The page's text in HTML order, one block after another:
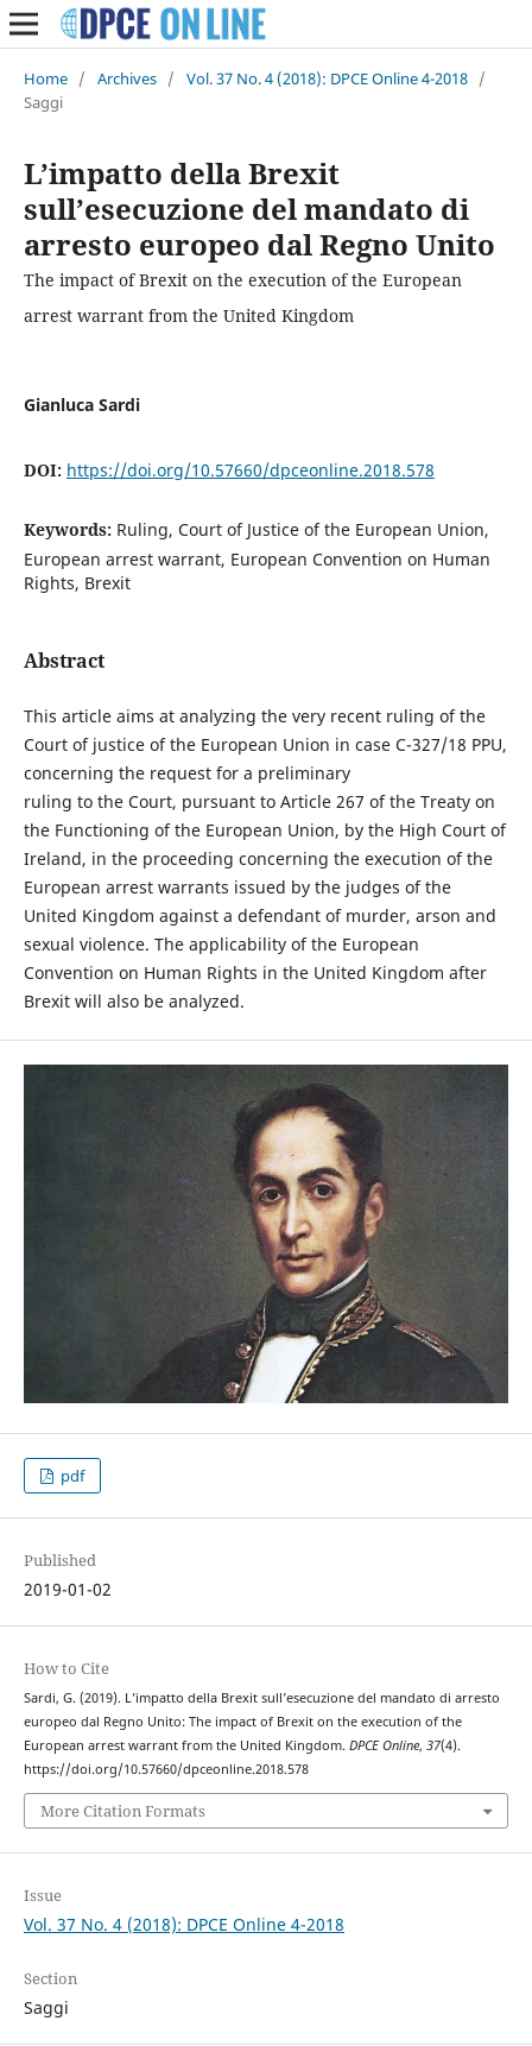
Home / Archives / Vol. 37 No. 4 (2018): DPCE Online 4-2018 /
Saggi
L’impatto della Brexit
sull’esecuzione del mandato di
arresto europeo dal Regno Unito
The impact of Brexit on the execution of the European
arrest warrant from the United Kingdom
Gianluca Sardi
DOI: https://doi.org/10.57660/dpceonline.2018.578
Keywords: Ruling, Court of Justice of the European Union,
European arrest warrant, European Convention on Human
Rights, Brexit
Abstract
This article aims at analyzing the very recent ruling of the
Court of justice of the European Union in case C-327/18 PPU,
concerning the request for a preliminary
ruling to the Court, pursuant to Article 267 of the Treaty on
the Functioning of the European Union, by the High Court of
Ireland, in the proceeding concerning the execution of the
European arrest warrants issued by the judges of the
United Kingdom against a defendant of murder, arson and
sexual violence. The applicability of the European
Convention on Human Rights in the United Kingdom after
Brexit will also be analyzed.
pdf
Published
2019-01-02
How to Cite
Sardi, G. (2019). L’impatto della Brexit sull’esecuzione del mandato di arresto
europeo dal Regno Unito: The impact of Brexit on the execution of the
European arrest warrant from the United Kingdom. DPCE Online, 37(4).
https://doi.org/10.57660/dpceonline.2018.578
More Citation Formats
Issue
Vol. 37 No. 4 (2018): DPCE Online 4-2018
Section
Saggi